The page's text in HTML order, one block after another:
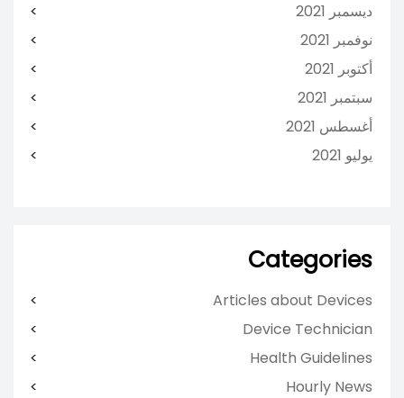
ديسمبر 2021
نوفمبر 2021
أكتوبر 2021
سبتمبر 2021
أغسطس 2021
يوليو 2021
Categories
Articles about Devices
Device Technician
Health Guidelines
Hourly News